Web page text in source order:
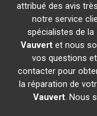
attribué des avis
notre service
spécialistes de la
Vauvertet nous
vos questions
contacter pour
la réparation de
Vauvert. Nous